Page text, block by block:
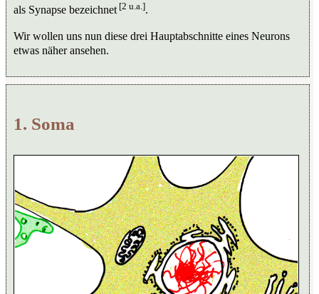
als Synapse bezeichnet [2 u.a.].
Wir wollen uns nun diese drei Hauptabschnitte eines Neurons
etwas näher ansehen.
1. Soma